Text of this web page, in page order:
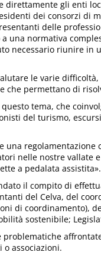
direttamente gli enti
dei consorzi di
delle
una normativa
necessario riunire
le varie
che permettano di
questo tema, che
del turismo,
una
nelle nostre vallate
a pedalata assistita».
il compito di
del Celva, del
di coordinamento),
sostenibile;
problematiche
associazioni.